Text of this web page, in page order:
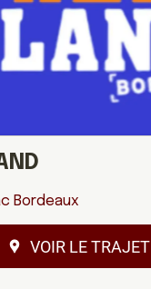
Bordeaux
VOIR LE TRAJET